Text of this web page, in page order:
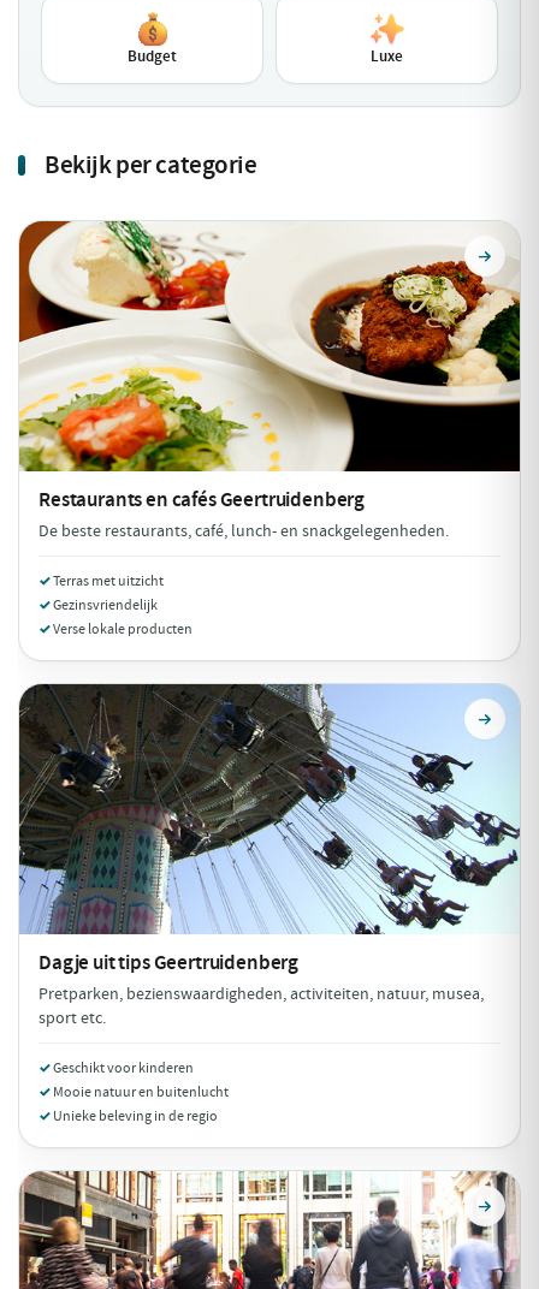
Budget Luxe
Bekijk per categorie
Restaurants en cafésGeertruidenberg
De beste restaurants, café, lunch- en snackgelegenheden.
Terras met uitzicht
Gezinsvriendelijk
Verse lokale producten
Dagje uit tipsGeertruidenberg
Pretparken, bezienswaardigheden, activiteiten, natuur, musea,
sport etc.
Geschikt voor kinderen
Mooie natuur en buitenlucht
Unieke beleving in de regio